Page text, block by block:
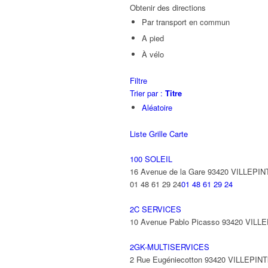
Obtenir des directions
Par transport en commun
A pied
À vélo
Filtre
Trier par : Titre
Aléatoire
Liste Grille Carte
100 SOLEIL
16 Avenue de la Gare 93420
01 48 61 29 2401 48 61 29 24
2C SERVICES
10 Avenue Pablo Picasso 93420
2GK-MULTISERVICES
2 Rue Eugéniecotton 93420